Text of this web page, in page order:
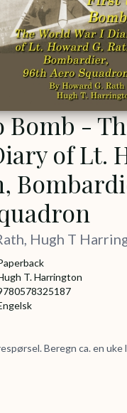
Bomb -
of Lt.
Hugh T
T. Harrington
Beregn ca. en